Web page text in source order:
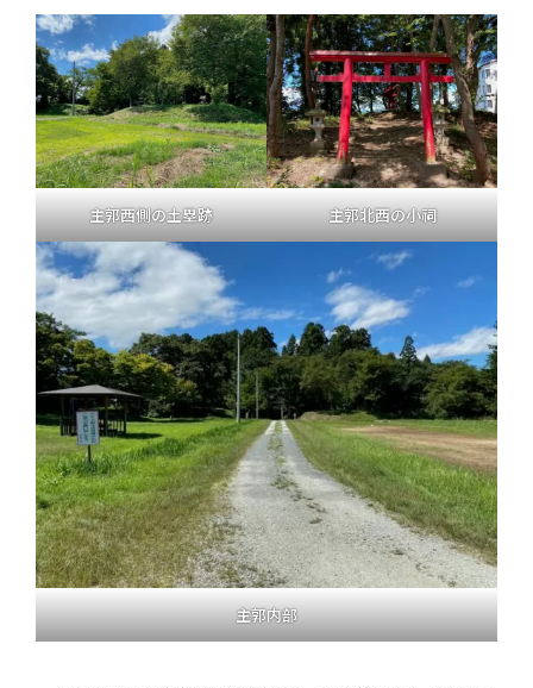
主郭西側の土塁跡 主郭北西の小祠
主郭内部